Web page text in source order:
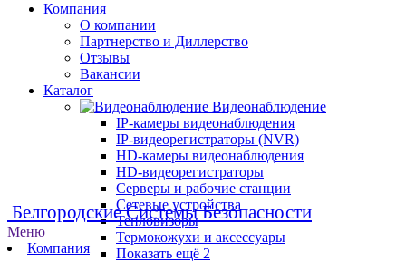
Компания
О компании
Партнерство и Диллерство
Отзывы
Вакансии
Каталог
Видеонаблюдение
IP-камеры видеонаблюдения
IP-видеорегистраторы (NVR)
HD-камеры видеонаблюдения
HD-видеорегистраторы
Серверы и рабочие станции
Сетевые устройства
Тепловизоры
Термокожухи и аксессуары
Показать ещё 2
Белгородские Системы Безопасности
Меню
Компания